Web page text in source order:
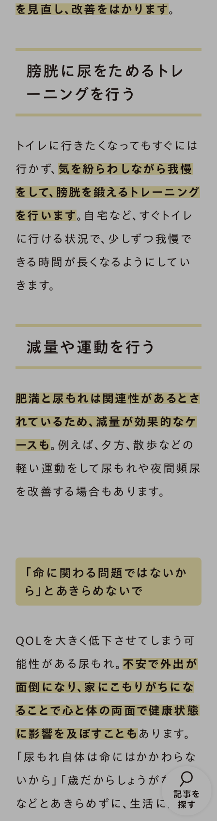
を見直し、改善をはかります。
膀胱に尿をためるトレ
ーニングを行う
トイレに行きたくなってもすぐには
行かず、 気を紛らわしながら我慢
をして、膀胱を鍛えるトレーニング
を行います。自宅など、すぐトイレ
に行ける状況で、少しずつ我慢で
きる時間が長くなるようにしてい
きます。
減量や運動を行う
肥満と尿もれは関連性があるとさ
れているため、減量が効果的なケ
ースも 。例えば、夕方、散歩などの
軽い運動をして尿もれや夜間頻尿
を改善する場合もあります。
「命に関わる問題ではないか
ら」とあきらめないで
QOLを大きく低下させてしまう可
能性がある尿もれ。 不安で外出が
面倒になり、家にこもりがちにな
ることで心と体の両面で健康状態
に影響を及ぼすことも あります。
「尿もれ自体は命にはかかわらな
いから」「歳だからしょうがない」
などとあきらめずに、生活に悪影